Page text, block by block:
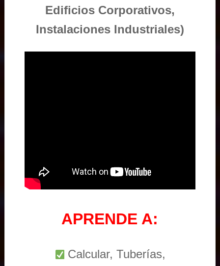
Edificios Corporativos,
Instalaciones Industriales)
APRENDE A:
Calcular, Tuberías,